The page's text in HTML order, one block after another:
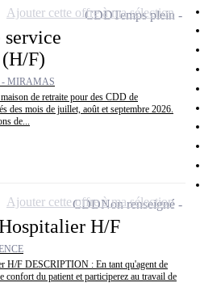
service
F)
- MIRAMAS
de retraite pour des CDD de
des mois de juillet, août et septembre 2026.
de...
CDDTemps plein
Ajouter cette offre à ma sélection
H/F
H/F DESCRIPTION : En tant qu'agent de
confort du patient et participerez au travail de
CDDNon renseigné
Ajouter cette offre à ma sélection